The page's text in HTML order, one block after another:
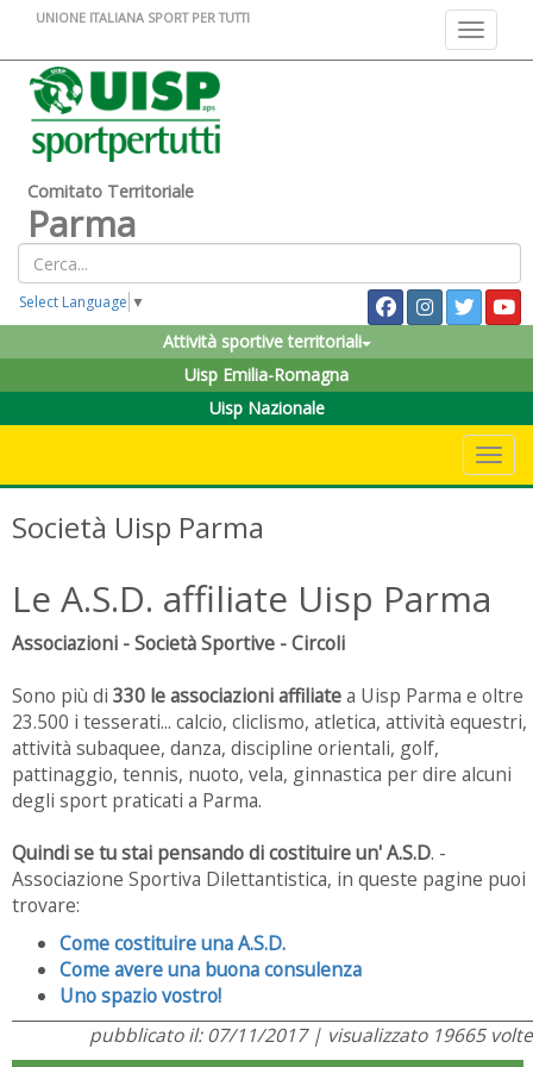
Toggle
UNIONE ITALIANA SPORT PER TUTTI
Comitato Territoriale
Parma
Select Language ▼
Attività sportive territoriali
Uisp Emilia-Romagna
Uisp Nazionale
Società Uisp Parma
Le A.S.D. affiliate Uisp Parma
Associazioni - Società Sportive - Circoli
Sono più di 330 le associazioniaffiliatea Uisp Parma e oltre
23.500 i tesserati... calcio, cliclismo, atletica, attività equestri,
attività subaquee, danza, discipline orientali, golf,
pattinaggio, tennis, nuoto, vela, ginnastica per dire alcuni
degli sport praticati a Parma.
Quindi se tu stai pensando di costituire un' A.S.D. -
Associazione Sportiva Dilettantistica, in queste pagine puoi
trovare:
Come costituire una A.S.D.
Come avere una buona consulenza
Uno spazio vostro!
pubblicato il: 07/11/2017 | visualizzato 19665 volte